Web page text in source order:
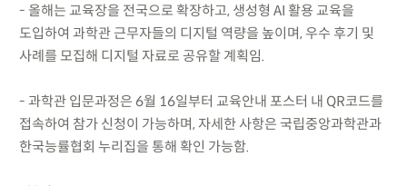
- 올해는 교육장을 전국으로 확장하고, 생성형 AI 활용 교육을
도입하여 과학관 근무자들의 디지털 역량을 높이며, 우수 후기 및
사례를 모집해 디지털 자료로 공유할 계획임.
- 과학관 입문과정은 6월 16일부터 교육안내 포스터 내 QR코드를
접속하여 참가 신청이 가능하며, 자세한 사항은 국립중앙과학관과
한국능률협회 누리집을 통해 확인 가능함.